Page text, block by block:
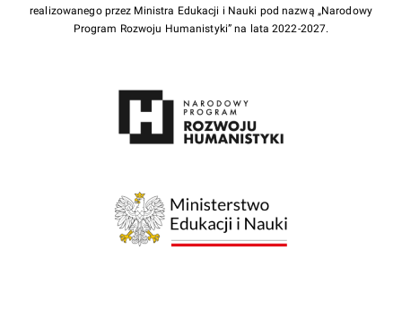
realizowanego przez Ministra Edukacji i Nauki pod nazwą „Narodowy
Program Rozwoju Humanistyki” na lata 2022-2027.